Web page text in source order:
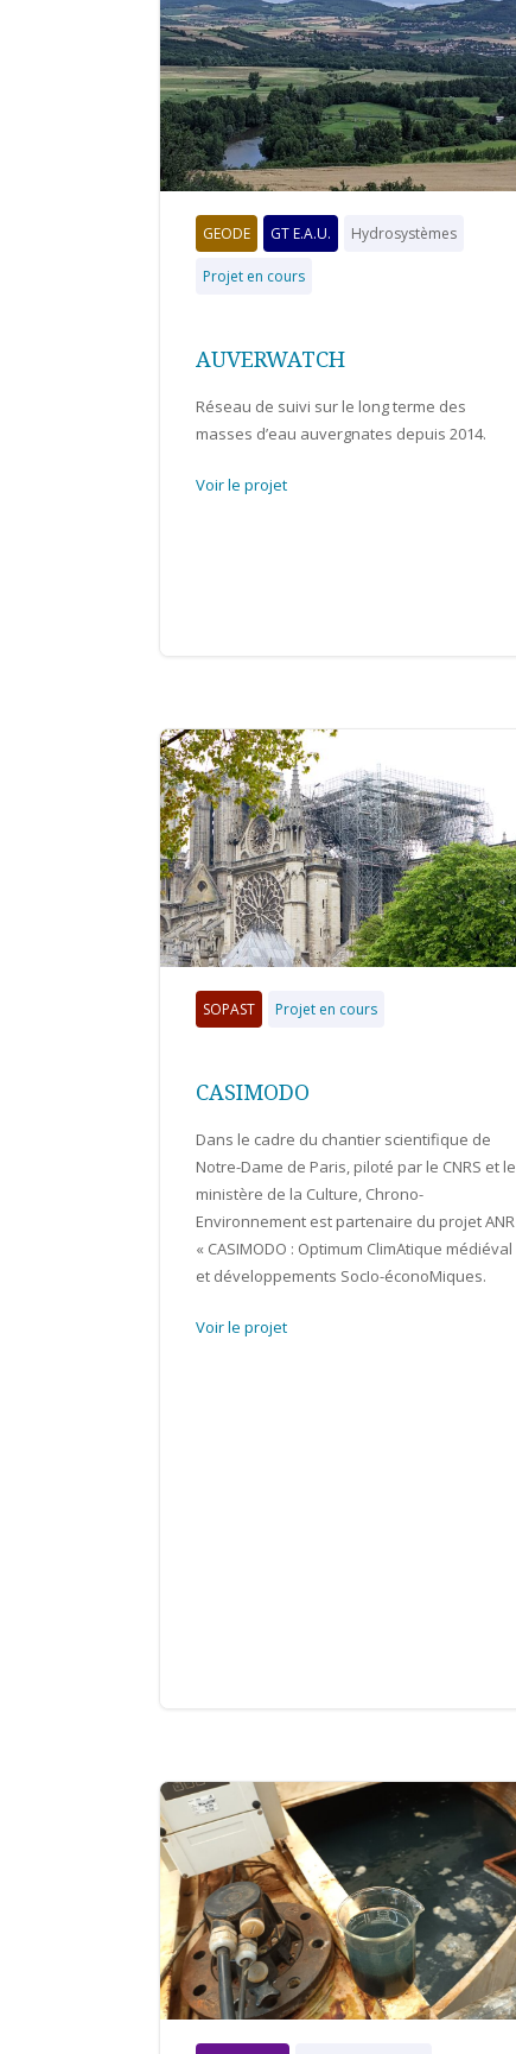
GEODE GT E.A.U. Hydrosystèmes
Projet en cours
AUVERWATCH
Réseau de suivi sur le long terme des
masses d’eau auvergnates depuis 2014.
Voir le projet
SOPAST Projet en cours
CASIMODO
Dans le cadre du chantier scientifique de
Notre-Dame de Paris, piloté par le CNRS et le
ministère de la Culture, Chrono-
Environnement est partenaire du projet ANR
« CASIMODO : Optimum ClimAtique médiéval
et développements SocIo-éconoMiques.
Voir le projet